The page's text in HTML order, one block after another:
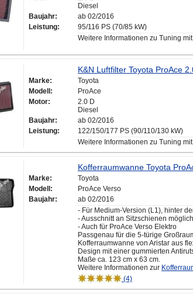
Diesel
Baujahr:
ab 02/2016
Leistung:
95/116 PS (70/85 kW)
Weitere Informationen zu Tuning
K&N Luftfilter Toyota ProAce
Marke:
Toyota
Modell:
ProAce
Motor:
2.0 D
Diesel
Baujahr:
ab 02/2016
Leistung:
122/150/177 PS (90/110/130 kW)
Weitere Informationen zu Tuning
Kofferraumwanne Toyota
Marke:
Toyota
Modell:
ProAce Verso
Baujahr:
ab 02/2016
- Für Medium-Version (L1), hinter
- Ausschnitt an Sitzschienen
- Auch für ProAce Verso Elektro
Passgenau für die 5-türige
Kofferraumwanne von Aristar aus
Design mit einer gummierten
Maße ca. 123 cm x 63 cm.
Weitere Informationen zur
(4)